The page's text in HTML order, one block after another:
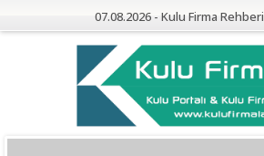
07.08.2026 - Kulu Firma Rehberi